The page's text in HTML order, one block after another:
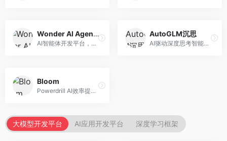
Wonder AI Agents
AI智能体开发平台，专注于低代码智能体创建。面向开发者，提供可视化开发、模板库、部署服务等功能，开发门槛低。
AutoGLM沉思
AI驱动深度思考智能体，专注于复杂推理任务。面向高级用户，提供深度分析、逻辑推理、决策支持等服务，推理能力强。
Bloom
Powerdrill AI效率提升平台，专注于企业智能化。面向企业用户，提供智能体创建、流程自动化、数据分析等服务，企业效率提升显著。
大模型开发平台 AI应用开发平台 深度学习框架